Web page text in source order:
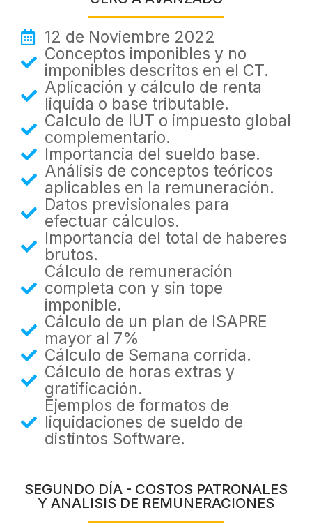
12 de Noviembre 2022
Conceptos imponibles y no
imponibles descritos en el CT.
Aplicación y cálculo de renta
liquida o base tributable.
Calculo de IUT o impuesto global
complementario.
Importancia del sueldo base.
Análisis de conceptos teóricos
aplicables en la remuneración.
Datos previsionales para
efectuar cálculos.
Importancia del total de haberes
brutos.
Cálculo de remuneración
completa con y sin tope
imponible.
Cálculo de un plan de ISAPRE
mayor al 7%
Cálculo de Semana corrida.
Cálculo de horas extras y
gratificación.
Ejemplos de formatos de
liquidaciones de sueldo de
distintos Software.
SEGUNDO DÍA - COSTOS PATRONALES
Y ANALISIS DE REMUNERACIONES